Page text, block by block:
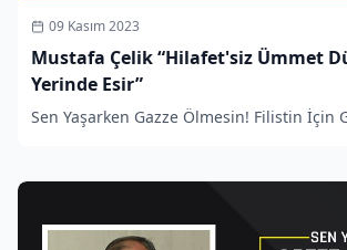
09 Kasım 2023
Mustafa Çelik “Hilafet'siz Ümmet
Yerinde Esir”
Sen Yaşarken Gazze Ölmesin! Filistin İçin